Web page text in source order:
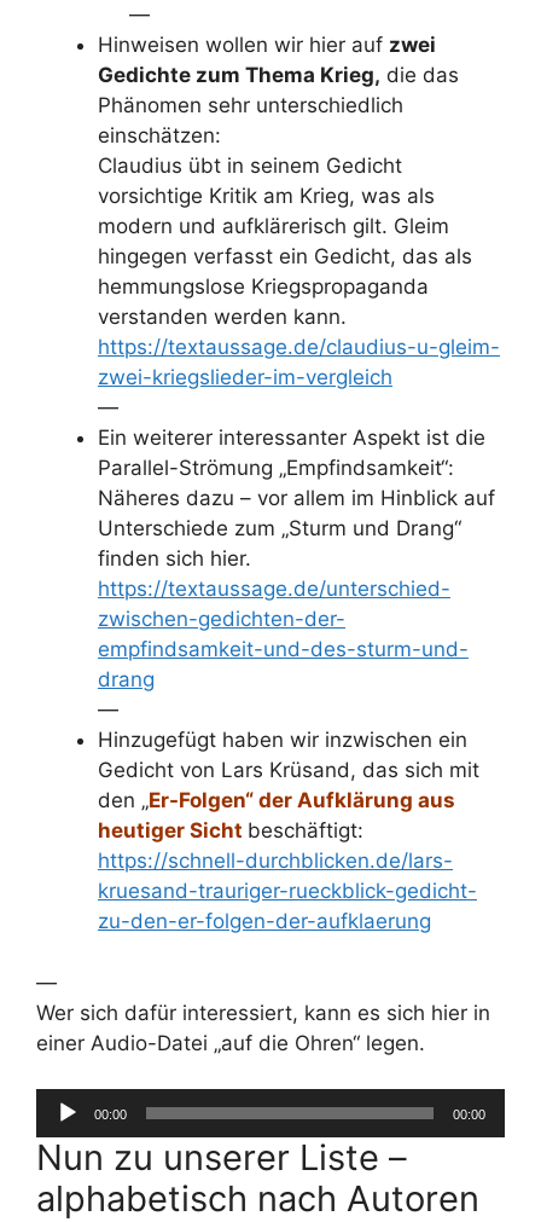
—
Hinweisen wollen wir hier auf zwei
Gedichte zum Thema Krieg, die das
Phänomen sehr unterschiedlich
einschätzen:
Claudius übt in seinem Gedicht
vorsichtige Kritik am Krieg, was als
modern und aufklärerisch gilt. Gleim
hingegen verfasst ein Gedicht, das als
hemmungslose Kriegspropaganda
verstanden werden kann.
https://textaussage.de/claudius-u-gleim-
zwei-kriegslieder-im-vergleich
—
Ein weiterer interessanter Aspekt ist die
Parallel-Strömung „Empfindsamkeit“:
Näheres dazu – vor allem im Hinblick auf
Unterschiede zum „Sturm und Drang“
finden sich hier.
https://textaussage.de/unterschied-
zwischen-gedichten-der-
empfindsamkeit-und-des-sturm-und-
drang
—
Hinzugefügt haben wir inzwischen ein
Gedicht von Lars Krüsand, das sich mit
den „Er-Folgen“ der Aufklärung aus
heutiger Sicht beschäftigt:
https://schnell-durchblicken.de/lars-
kruesand-trauriger-rueckblick-gedicht-
zu-den-er-folgen-der-aufklaerung
—
Wer sich dafür interessiert, kann es sich hier in
einer Audio-Datei „auf die Ohren“ legen.
Audio-
Player
00:00 00:00
Nun zu unserer Liste –
alphabetisch nach Autoren